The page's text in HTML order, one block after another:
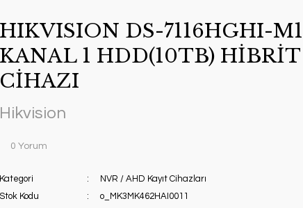
HIKVISION DS-7116HGHI-
KANAL 1 HDD(10TB)
CİHAZI
Hikvision
0 Yorum
Kategori
NVR / AHD Kayıt Cihazları
Stok Kodu
o_MK3MK462HAI0011